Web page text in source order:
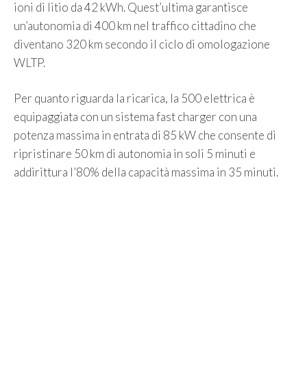
ioni di litio da 42 kWh. Quest’ultima garantisce
un’autonomia di 400 km nel traffico cittadino che
diventano 320 km secondo il ciclo di omologazione
WLTP.
Per quanto riguarda la ricarica, la 500 elettrica è
equipaggiata con un sistema fast charger con una
potenza massima in entrata di 85 kW che consente di
ripristinare 50 km di autonomia in soli 5 minuti e
addirittura l’80% della capacità massima in 35 minuti.